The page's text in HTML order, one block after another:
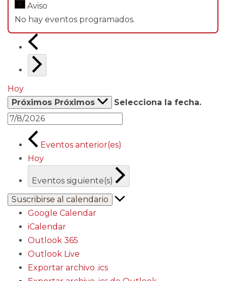
Aviso
No hay eventos programados.
Hoy
Próximos Próximos Selecciona la fecha.
Eventos anterior(es)
Hoy
Eventos siguiente(s)
Suscribirse al calendario
Google Calendar
iCalendar
Outlook 365
Outlook Live
Exportar archivo .ics